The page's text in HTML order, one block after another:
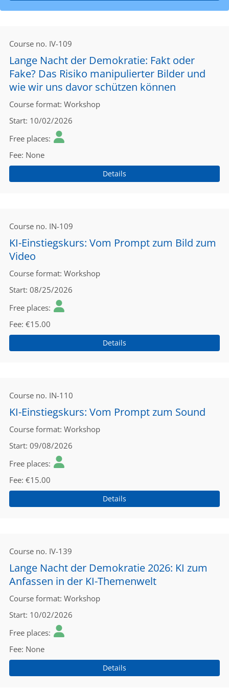
Course no. IV-109
Lange Nacht der Demokratie: Fakt oder
Fake? Das Risiko manipulierter Bilder und
wie wir uns davor schützen können
Course format Workshop
Start 10/02/2026
Free places
Fee None
Details
Course no. IN-109
KI-Einstiegskurs: Vom Prompt zum Bild zum
Video
Course format Workshop
Start 08/25/2026
Free places
Fee €15.00
Details
Course no. IN-110
KI-Einstiegskurs: Vom Prompt zum Sound
Course format Workshop
Start 09/08/2026
Free places
Fee €15.00
Details
Course no. IV-139
Lange Nacht der Demokratie 2026: KI zum
Anfassen in der KI-Themenwelt
Course format Workshop
Start 10/02/2026
Free places
Fee None
Details